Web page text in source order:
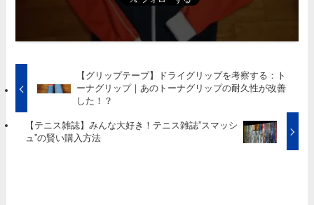
【グリップテープ】ドライグリップを考察する：ト
ーナグリップ｜あのトーナグリップの耐久性が改善
した！？
【テニス雑誌】みんな大好き！テニス雑誌”スマッシ
ュ”の賢い購入方法